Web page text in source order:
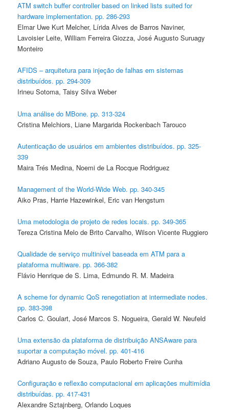
ATM switch buffer controller based on linked lists suited for
hardware implementation. pp. 286-293
Elmar Uwe Kurt Melcher, Lírida Alves de Barros Naviner,
Lavoisier Leite, William Ferreira Giozza, José Augusto Suruagy
Monteiro
AFIDS – arquitetura para injeção de falhas em sistemas
distribuídos. pp. 294-309
Irineu Sotoma, Taisy Silva Weber
Uma análise do MBone. pp. 313-324
Cristina Melchiors, Liane Margarida Rockenbach Tarouco
Autenticação de usuários em ambientes distribuídos. pp. 325-
339
Maira Trés Medina, Noemi de La Rocque Rodriguez
Management of the World-Wide Web. pp. 340-345
Aiko Pras, Harrie Hazewinkel, Eric van Hengstum
Uma metodologia de projeto de redes locais. pp. 349-365
Tereza Cristina Melo de Brito Carvalho, Wilson Vicente Ruggiero
Qualidade de serviço multinível baseada em ATM para a
plataforma multiware. pp. 366-382
Flávio Henrique de S. Lima, Edmundo R. M. Madeira
A scheme for dynamic QoS renegotiation at intermediate nodes.
pp. 383-398
Carlos C. Goulart, José Marcos S. Nogueira, Gerald W. Neufeld
Uma extensão da plataforma de distribuição ANSAware para
suportar a computação móvel. pp. 401-416
Adriano Augusto de Souza, Paulo Roberto Freire Cunha
Configuração e reflexão computacional em aplicações multimídia
distribuídas. pp. 417-431
Alexandre Sztajnberg, Orlando Loques